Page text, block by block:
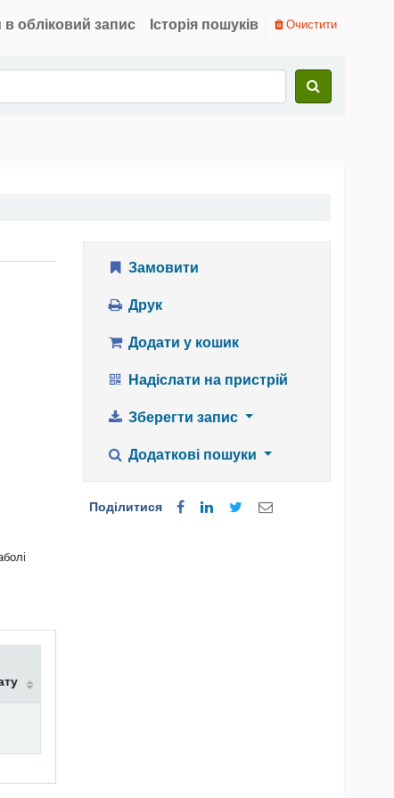
в обліковий запис Історія пошуків Очистити
Замовити
Друк
Додати у кошик
Надіслати на пристрій
Зберегти запис
Додаткові пошуки
Поділитися